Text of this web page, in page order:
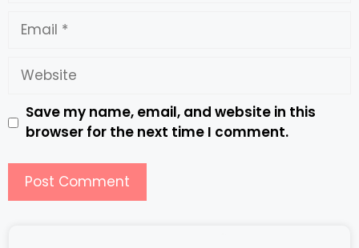
Save my name, email, and website in this
browser for the next time I comment.